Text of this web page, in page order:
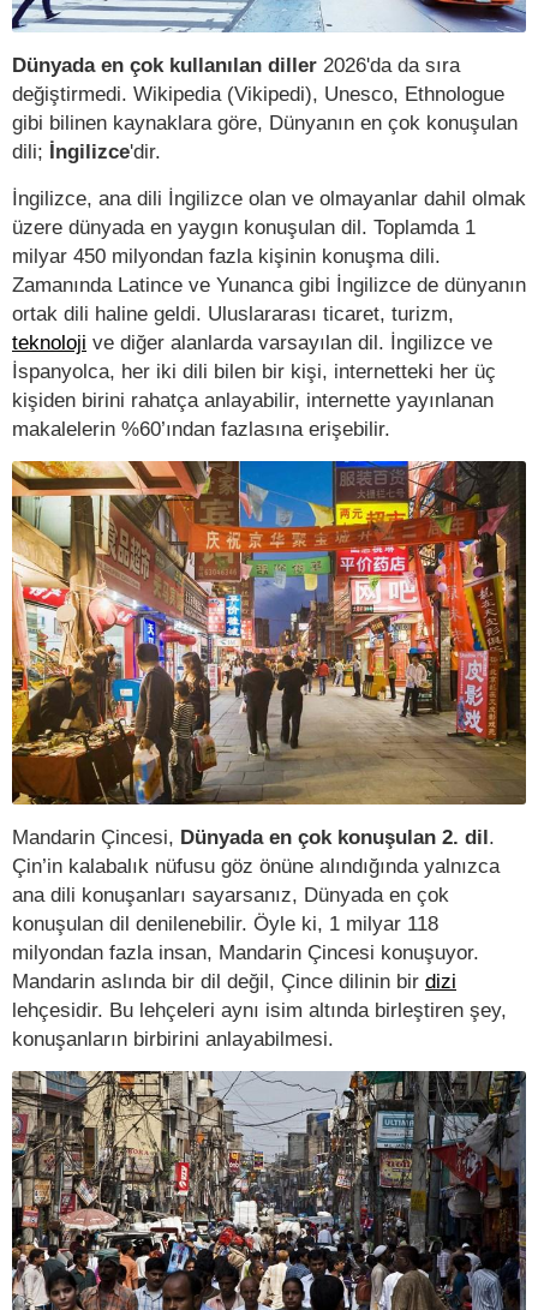
Dünyada en çok kullanılan diller 2026'da da sıra
değiştirmedi. Wikipedia (Vikipedi), Unesco, Ethnologue
gibi bilinen kaynaklara göre, Dünyanın en çok konuşulan
dili; İngilizce'dir.
İngilizce, ana dili İngilizce olan ve olmayanlar dahil olmak
üzere dünyada en yaygın konuşulan dil. Toplamda 1
milyar 450 milyondan fazla kişinin konuşma dili.
Zamanında Latince ve Yunanca gibi İngilizce de dünyanın
ortak dili haline geldi. Uluslararası ticaret, turizm,
teknoloji ve diğer alanlarda varsayılan dil. İngilizce ve
İspanyolca, her iki dili bilen bir kişi, internetteki her üç
kişiden birini rahatça anlayabilir, internette yayınlanan
makalelerin %60’ından fazlasına erişebilir.
Mandarin Çincesi, Dünyada en çok konuşulan 2. dil.
Çin’in kalabalık nüfusu göz önüne alındığında yalnızca
ana dili konuşanları sayarsanız, Dünyada en çok
konuşulan dil denilenebilir. Öyle ki, 1 milyar 118
milyondan fazla insan, Mandarin Çincesi konuşuyor.
Mandarin aslında bir dil değil, Çince dilinin bir dizi
lehçesidir. Bu lehçeleri aynı isim altında birleştiren şey,
konuşanların birbirini anlayabilmesi.